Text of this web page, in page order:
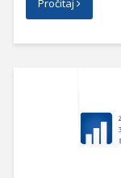
Pročitaj